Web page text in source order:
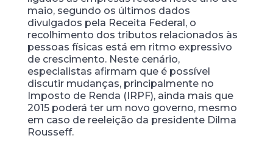
maio, segundo os últimos dados
divulgados pela Receita Federal, o
recolhimento dos tributos relacionados às
pessoas físicas está em ritmo expressivo
de crescimento. Neste cenário,
especialistas afirmam que é possível
discutir mudanças, principalmente no
Imposto de Renda (IRPF), ainda mais que
2015 poderá ter um novo governo, mesmo
em caso de reeleição da presidente Dilma
Rousseff.